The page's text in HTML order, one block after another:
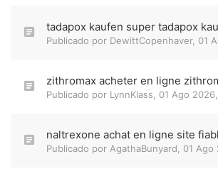
tadapox kaufen super tadapox
Publicado por DewittCopenhaver, 01
zithromax acheter en ligne
Publicado por LynnKlass 01 Ago
naltrexone achat en ligne site
Publicado por AgathaBunyard 01 Ago